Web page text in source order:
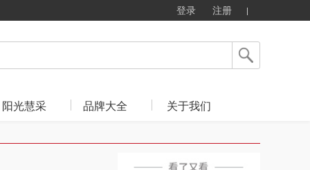
登录 注册
阳光慧采 品牌大全 关于我们